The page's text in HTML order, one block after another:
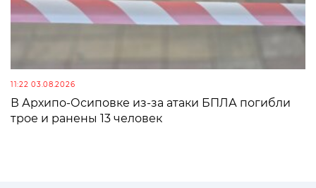
11:22 03.08.2026
В Архипо-Осиповке из-за атаки БПЛА погибли
трое и ранены 13 человек